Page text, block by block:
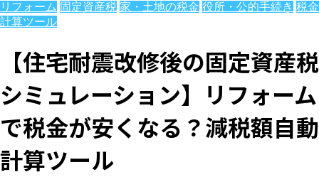
リフォーム 固定資産税 家・土地の税金 役所・公的手続き 税金
計算ツール
【住宅耐震改修後の固定資産税
シミュレーション】リフォーム
で税金が安くなる？減税額自動
計算ツール